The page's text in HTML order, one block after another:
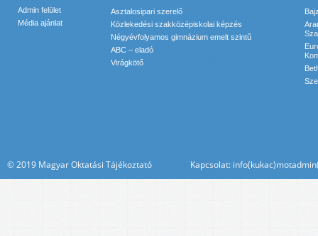
Admin felület
Média ajánlat
Asztalosipari szerelő
Közlekedési szakközépiskolai képzés
Négyévfolyamos gimnázium emelt szintű
ABC – eladó
Virágkötő
© 2019 Magyar Oktatási Tájékoztató Kapcsolat: